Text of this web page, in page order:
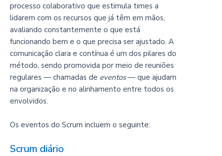
processo colaborativo que estimula times a
lidarem com os recursos que já têm em mãos,
avaliando constantemente o que está
funcionando bem e o que precisa ser ajustado. A
comunicação clara e contínua é um dos pilares do
método, sendo promovida por meio de reuniões
regulares — chamadas de eventos— que ajudam
na organização e no alinhamento entre todos os
envolvidos.
Os eventos do Scrum incluem o seguinte:
Scrum diário